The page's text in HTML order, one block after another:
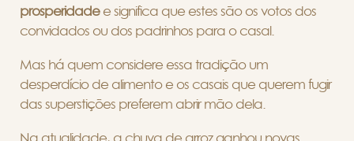
prosperidadee significa que estes são os votos dos
convidados ou dos padrinhos para o casal.
Mas há quem considere essa tradição um
desperdício de alimento e os casais que querem fugir
das superstições preferem abrir mão dela.
Na atualidade, a chuva de arroz ganhou novas